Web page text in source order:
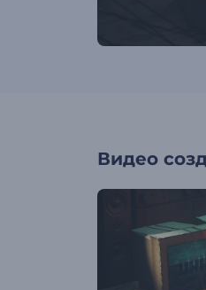
Видео